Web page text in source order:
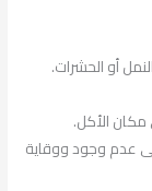
أو الحشرات.
مكان الأكل.
عدم وجود ووقاية